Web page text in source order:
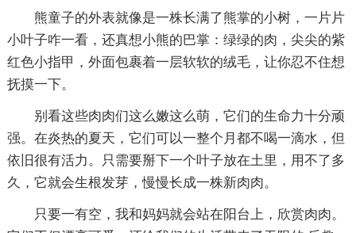
熊童子的外表就像是一株长满了熊掌的小树，一片片
小叶子咋一看，还真想小熊的巴掌：绿绿的肉，尖尖的紫
红色小指甲，外面包裹着一层软软的绒毛，让你忍不住想
抚摸一下。
别看这些肉肉们这么嫩这么萌，它们的生命力十分顽
强。在炎热的夏天，它们可以一整个月都不喝一滴水，但
依旧很有活力。只需要掰下一个叶子放在土里，用不了多
久，它就会生根发芽，慢慢长成一株新肉肉。
只要一有空，我和妈妈就会站在阳台上，欣赏肉肉。